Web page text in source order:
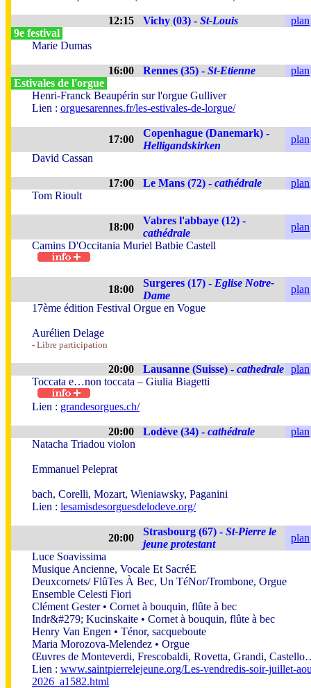
12:15 Vichy (03) - St-Louis
plan
9e festival
Marie Dumas
16:00 Rennes (35) - St-Etienne
plan
Estivales de l'orgue
Henri-Franck Beaupérin sur l'orgue Gulliver
Lien : orguesarennes.fr/les-estivales-de-lorgue/
17:00
Copenhague (Danemark) -
Helligandskirken
plan
David Cassan
17:00 Le Mans (72) - cathédrale
plan
Tom Rioult
18:00
Vabres l'abbaye (12) -
cathédrale
plan
Camins D'Occitania Muriel Batbie Castell
18:00
Surgeres (17) - Eglise Notre-
Dame
plan
17ème édition Festival Orgue en Vogue
Aurélien Delage
- Libre participation
20:00 Lausanne (Suisse) - cathedrale plan
Toccata e…non toccata – Giulia Biagetti
Lien : grandesorgues.ch/
20:00 Lodève (34) - cathédrale
plan
Natacha Triadou violon
Emmanuel Peleprat
bach, Corelli, Mozart, Wieniawsky, Paganini
Lien : lesamisdesorguesdelodeve.org/
20:00
Strasbourg (67) - St-Pierre le
jeune protestant
plan
Luce Soavissima
Musique Ancienne, Vocale Et SacréE
Deuxcornets/ FlûTes À Bec, Un TéNor/Trombone, Orgue
Ensemble Celesti Fiori
Clément Gester • Cornet à bouquin, flûte à bec
Indr&#279; Kucinskaite • Cornet à bouquin, flûte à bec
Henry Van Engen • Ténor, sacqueboute
Maria Morozova-Melendez • Orgue
Œuvres de Monteverdi, Frescobaldi, Rovetta, Grandi,
Lien : www.saintpierrelejeune.org/Les-vendredis-soir-juillet-
2026_a1582.html